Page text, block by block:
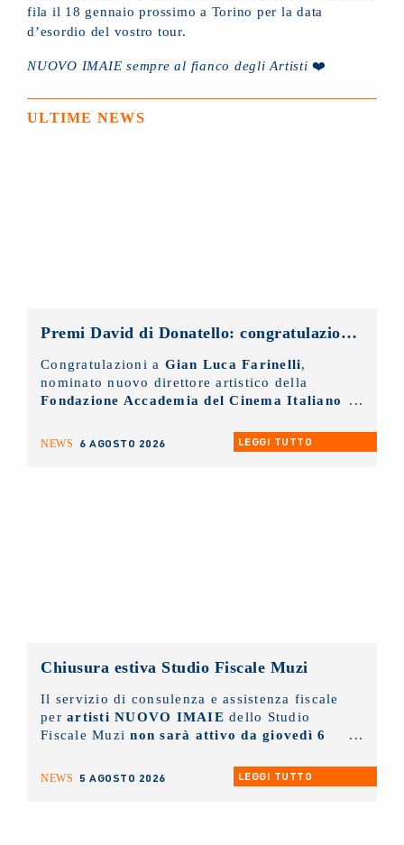
fila il 18 gennaio prossimo a Torino per la data
d’esordio del vostro tour.
NUOVO IMAIE sempre al fianco degli Artisti ❤️
ULTIME NEWS
Premi David di Donatello: congratulazioni al nuovo direttore artistico, Gian Luca Farinelli
Congratulazioni a Gian Luca Farinelli,
nominato nuovo direttore artistico della
Fondazione Accademia del Cinema Italiano
NUOVO IMAIE
è socio sostenitore.
NEWS 6 AGOSTO 2026 LEGGI TUTTO
Chiusura estiva Studio Fiscale Muzi
Il servizio di consulenza e assistenza fiscale
per artisti NUOVO IMAIE dello Studio
Fiscale Muzinon sarà attivo da giovedì 6
NEWS 5 AGOSTO 2026 LEGGI TUTTO